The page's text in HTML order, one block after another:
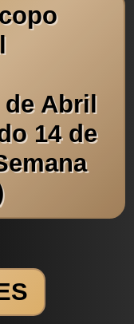
de Abril
14 de